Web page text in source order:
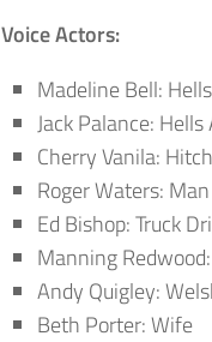
Voice Actors:
Madeline Bell:
Jack Palance: Hells
Cherry Vanila:
Roger Waters: Man
Ed Bishop: Truck
Manning Redwood:
Andy Quigley:
Beth Porter: Wife